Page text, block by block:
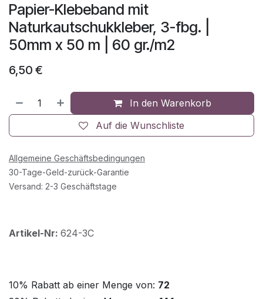
Papier-Klebeband mit
Naturkautschukkleber, 3-fbg. |
50mm x 50 m | 60 gr./m2
6,50 €
In den Warenkorb
Auf die Wunschliste
Allgemeine Geschäftsbedingungen
30-Tage-Geld-zurück-Garantie
Versand: 2-3 Geschäftstage
Artikel-Nr: 624-3C
10% Rabatt ab einer Menge von: 72